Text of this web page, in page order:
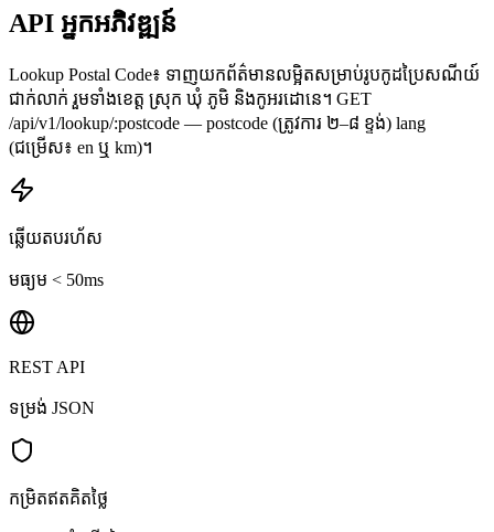
API អ្នកអភិវឌ្ឍន៍
Lookup Postal Code៖ ទាញយកព័ត៌មានលម្អិតសម្រាប់រូបកូដប្រៃសណីយ៍
ជាក់លាក់ រួមទាំងខេត្ត ស្រុក ឃុំ ភូមិ និងកូអរដោនេ។ GET
/api/v1/lookup/:postcode — postcode (ត្រូវការ ២–៨ ខ្ទង់) lang
(ជម្រើស៖ en ឬ km)។
ឆ្លើយតបរហ័ស
មធ្យម < 50ms
REST API
ទម្រង់ JSON
កម្រិតឥតគិតថ្លៃ